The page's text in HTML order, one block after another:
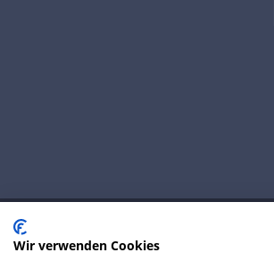
© 2020 IP Central GmbH
Wir verwenden Cookies